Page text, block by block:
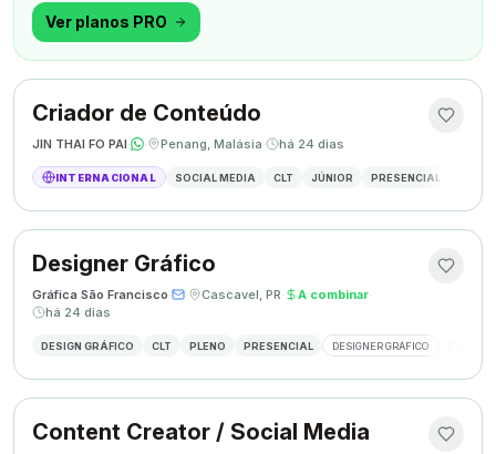
na memória.
Ver planos PRO
Criador de Conteúdo
JIN THAI FO PAI· · Penang, Malásia· há 24 dias
INTERNACIONAL SOCIAL MEDIA CLT JÚNIOR PRESENCIAL
Designer Gráfico
Gráfica São Francisco· · Cascavel, PR· A combinar·
há 24 dias
DESIGN GRÁFICO CLT PLENO PRESENCIAL DESIGNER GRÁFICO
Content Creator / Social Media